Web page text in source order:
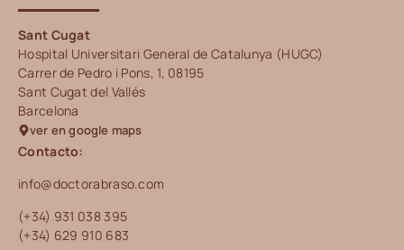
Sant Cugat
Hospital Universitari General de Catalunya (HUGC)
Carrer de Pedro i Pons, 1, 08195
Sant Cugat del Vallés
Barcelona
ver en google maps
Contacto:
info@doctorabraso.com
(+34) 931 038 395
(+34) 629 910 683